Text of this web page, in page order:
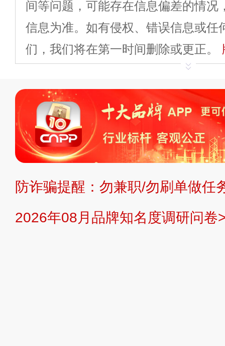
间等问题，可能存在信息偏差的情况
信息为准。如有侵权、错误信息或任
们，我们将在第一时间删除或更正。
平台自有内容（文字
标、LOGO 等）知识产权归本站所
复制、转载、商用。本站不生产产
不代理、不招商、不提供中介服务。
持投资购买的观点或意见，页面信息
提交说明： 快速提交发布>> 提交品
防诈骗提醒：勿兼职/勿刷单做任
2026年08月品牌知名度调研问卷